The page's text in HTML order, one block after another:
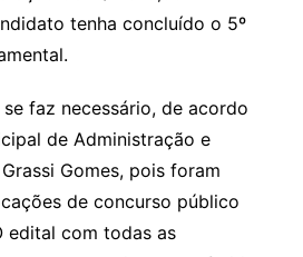
tenha concluído o 5º
faz necessário, de acordo
de Administração e
Gomes, pois foram
de concurso público
edital com todas as